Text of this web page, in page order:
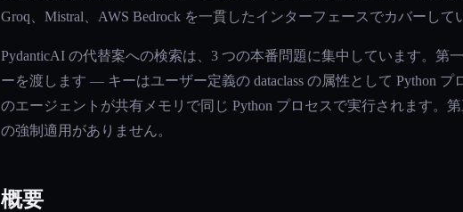
Groq、Mistral、AWS Bedrock を一貫したインターフェースでカバーして
PydanticAI の代替案への検索は、3 つの本番問題に集中しています。第
ーを渡します — キーはユーザー定義の dataclass の属性として Python
のエージェントが共有メモリで同じ Python プロセスで実行されます。
の強制適用がありません。
概要